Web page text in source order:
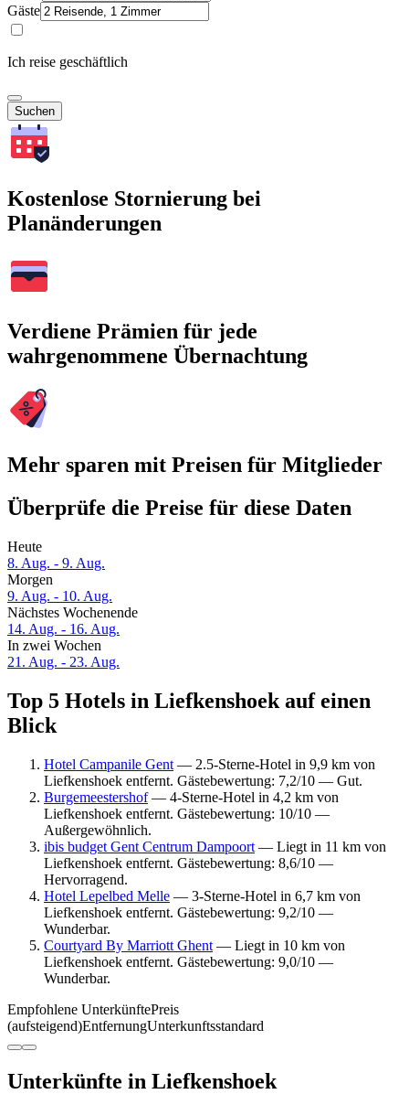
Gäste
Ich reise geschäftlich
Suchen
Kostenlose Stornierung bei
Planänderungen
Verdiene Prämien für jede
wahrgenommene Übernachtung
Mehr sparen mit Preisen für Mitglieder
Überprüfe die Preise für diese Daten
Heute
8. Aug. - 9. Aug.
Morgen
9. Aug. - 10. Aug.
Nächstes Wochenende
14. Aug. - 16. Aug.
In zwei Wochen
21. Aug. - 23. Aug.
Top 5 Hotels in Liefkenshoek auf einen
Blick
Hotel Campanile Gent — 2.5-Sterne-Hotel in 9,9 km von
Liefkenshoek entfernt. Gästebewertung: 7,2/10 — Gut.
Burgemeestershof— 4-Sterne-Hotel in 4,2 km von
Liefkenshoek entfernt. Gästebewertung: 10/10 —
Außergewöhnlich.
ibis budget Gent Centrum Dampoort — Liegt in 11 km von
Liefkenshoek entfernt. Gästebewertung: 8,6/10 —
Hervorragend.
Hotel Lepelbed Melle — 3-Sterne-Hotel in 6,7 km von
Liefkenshoek entfernt. Gästebewertung: 9,2/10 —
Wunderbar.
Courtyard By Marriott Ghent — Liegt in 10 km von
Liefkenshoek entfernt. Gästebewertung: 9,0/10 —
Wunderbar.
Empfohlene UnterkünftePreis
(aufsteigend)EntfernungUnterkunftsstandard
Unterkünfte in Liefkenshoek